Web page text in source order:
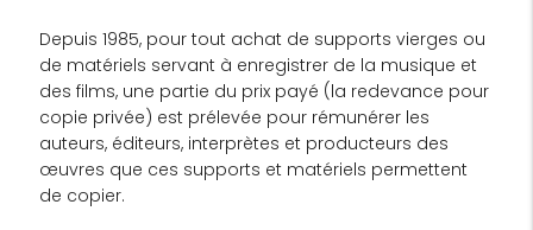
Depuis 1985, pour tout achat de supports vierges ou
de matériels servant à enregistrer de la musique et
des films, une partie du prix payé (la redevance pour
copie privée) est prélevée pour rémunérer les
auteurs, éditeurs, interprètes et producteurs des
œuvres que ces supports et matériels permettent
de copier.